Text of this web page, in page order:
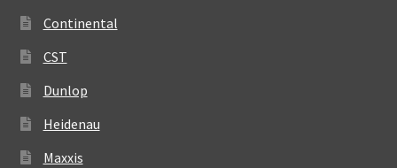
Continental
CST
Dunlop
Heidenau
Maxxis